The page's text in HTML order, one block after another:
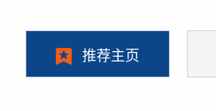
推荐主页